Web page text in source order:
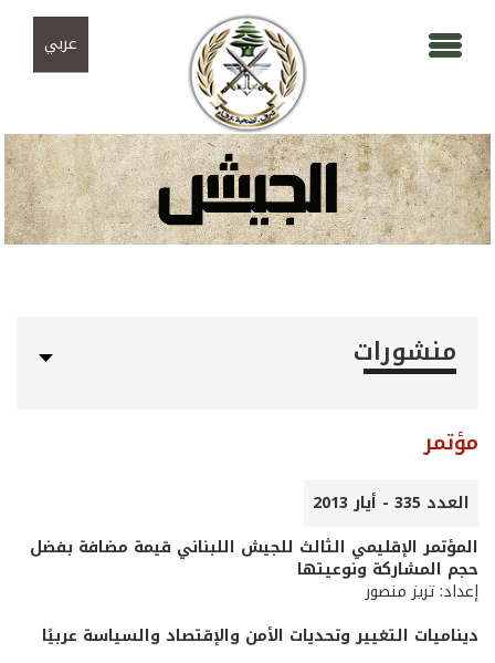
عربي
منشورات
مؤتمر
العدد 335 - أيار 2013
المؤتمر الإقليمي الثالث للجيش اللبناني قيمة مضافة بفضل
حجم المشاركة ونوعيتها
إعداد: تريز منصور
ديناميات التغيير وتحديات الأمن والإقتصاد والسياسة عربيًا